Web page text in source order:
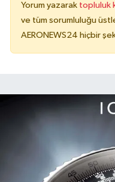
Yorum yazarak topluluk
ve tüm sorumluluğu
AERONEWS24 hiçbir